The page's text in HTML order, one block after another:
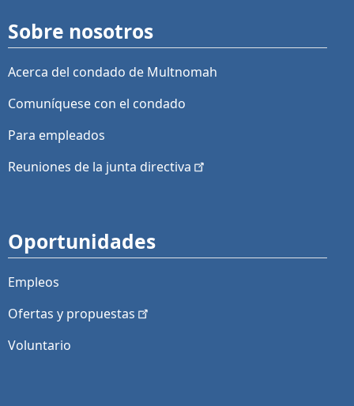
Sobre nosotros
Acerca del condado de Multnomah
Comuníquese con el condado
Para empleados
Reuniones de la junta directiva
Oportunidades
Empleos
Ofertas y propuestas
Voluntario